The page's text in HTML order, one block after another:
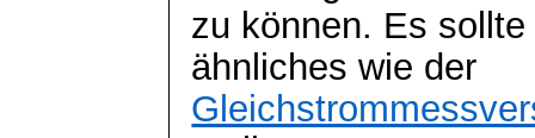
zu können. Es
ähnliches wie der